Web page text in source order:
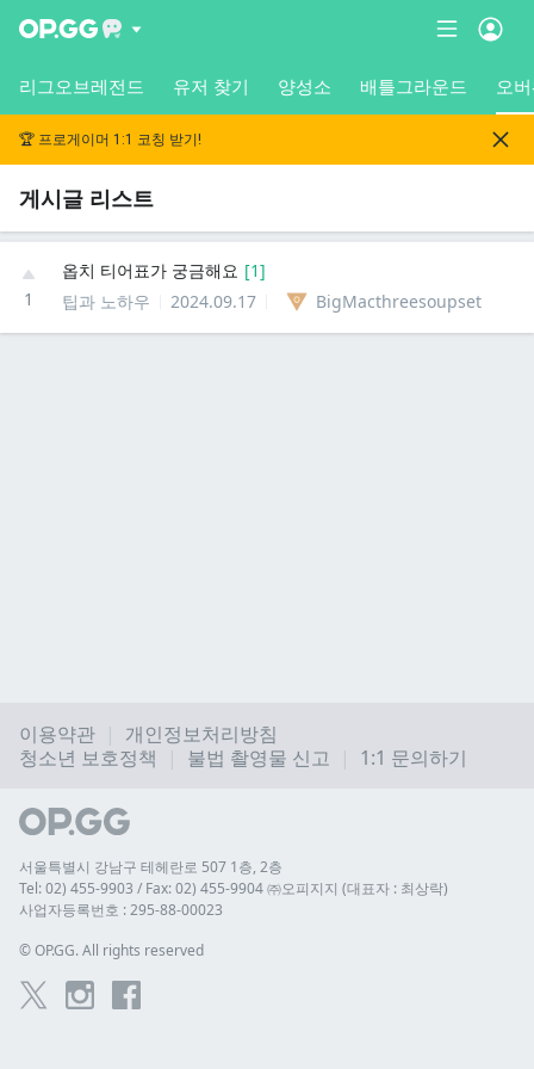
리그오브레전드 유저 찾기 양성소 배틀그라운드 오
🏆 프로게이머 1:1 코칭 받기!
게시글 리스트
1
옵치 티어표가 궁금해요 [1]
팁과 노하우
2024.09.17 BigMacthreesoupset
이용약관
개인정보처리방침
청소년 보호정책
불법 촬영물 신고 1:1 문의하기
서울특별시 강남구 테헤란로 507 1층, 2층
Tel: 02) 455-9903 / Fax: 02) 455-9904 ㈜오피지지 (대표자 : 최상락)
사업자등록번호 : 295-88-00023
© OP.GG. All rights reserved